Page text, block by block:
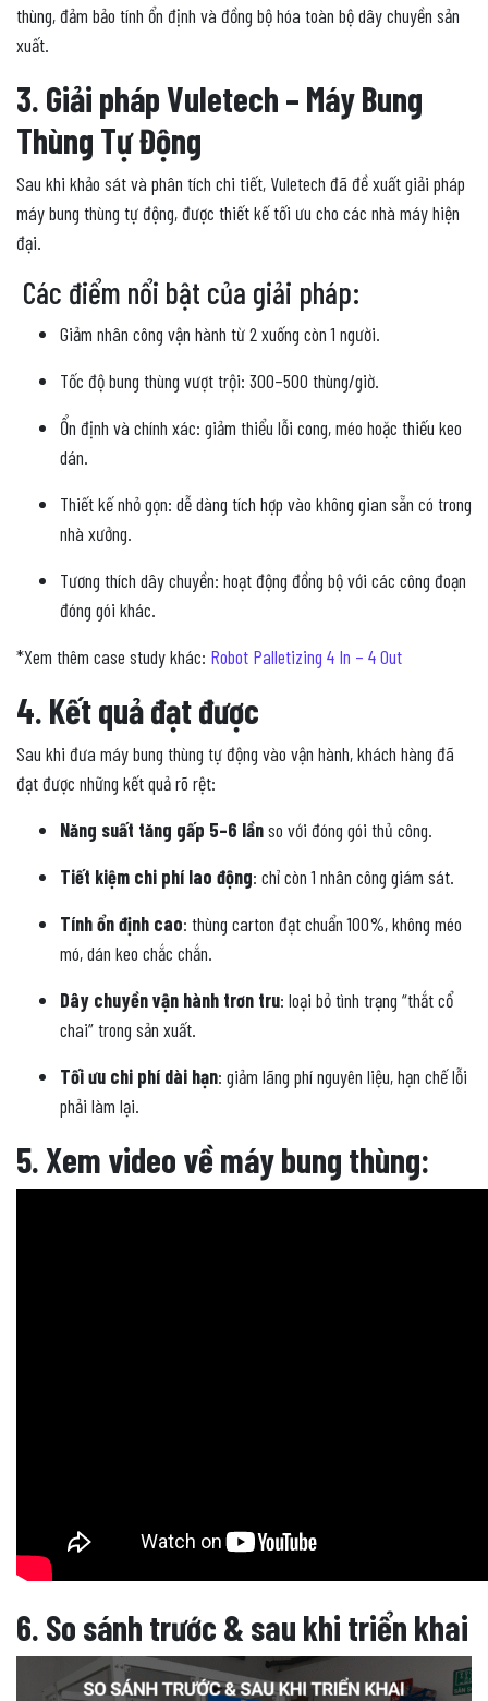
thùng, đảm bảo tính ổn định và đồng bộ hóa toàn bộ dây chuyền sản
xuất.
3. Giải pháp Vuletech – Máy Bung
Thùng Tự Động
Sau khi khảo sát và phân tích chi tiết, Vuletech đã đề xuất giải pháp
máy bung thùng tự động, được thiết kế tối ưu cho các nhà máy hiện
đại.
Các điểm nổi bật của giải pháp:
Giảm nhân công vận hành từ 2 xuống còn 1 người.
Tốc độ bung thùng vượt trội: 300–500 thùng/giờ.
Ổn định và chính xác: giảm thiểu lỗi cong, méo hoặc thiếu keo
dán.
Thiết kế nhỏ gọn: dễ dàng tích hợp vào không gian sẵn có trong
nhà xưởng.
Tương thích dây chuyền: hoạt động đồng bộ với các công đoạn
đóng gói khác.
*Xem thêm case study khác: Robot Palletizing 4 In – 4 Out
4. Kết quả đạt được
Sau khi đưa máy bung thùng tự động vào vận hành, khách hàng đã
đạt được những kết quả rõ rệt:
Năng suất tăng gấp 5–6 lầnso với đóng gói thủ công.
Tiết kiệm chi phí lao động: chỉ còn 1 nhân công giám sát.
Tính ổn định cao: thùng carton đạt chuẩn 100%, không méo
mó, dán keo chắc chắn.
Dây chuyền vận hành trơn tru: loại bỏ tình trạng “thắt cổ
chai” trong sản xuất.
Tối ưu chi phí dài hạn: giảm lãng phí nguyên liệu, hạn chế lỗi
phải làm lại.
5. Xem video về máy bung thùng:
6. So sánh trước & sau khi triển khai